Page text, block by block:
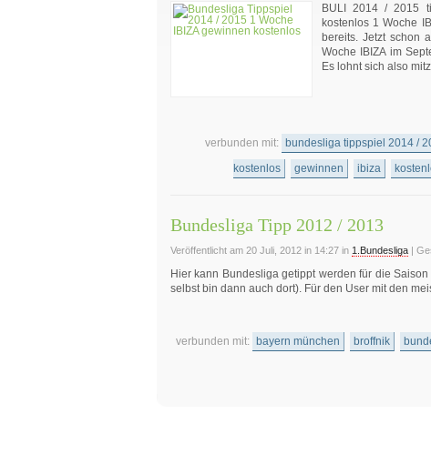
BULI 2014 / 2015
kostenlos 1 Woche
bereits. Jetzt schon
Woche IBIZA im
Es lohnt sich also
verbunden mit: bundesliga tippspiel 2014 /
kostenlos
gewinnen ibiza
Bundesliga Tipp 2012 / 2013
Veröffentlicht am 20 Juli, 2012 in 14:27 in 1.Bundesliga |
Hier kann Bundesliga getippt werden für die
selbst bin dann auch dort). Für den User mit den
verbunden mit: bayern münchen broffnik